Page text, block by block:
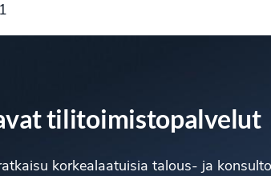
tilitoimistopalvelut
korkealaatuisia talous- ja